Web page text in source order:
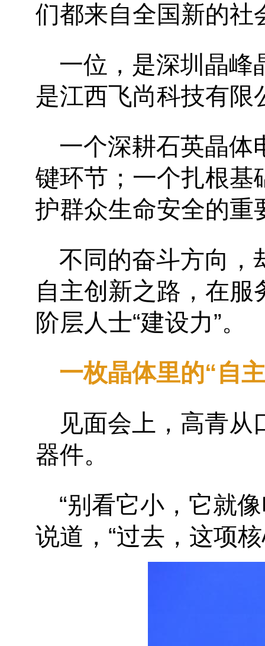
们都来自全国新的社
一位，是深圳晶峰
是江西飞尚科技有限
一个深耕石英晶体
键环节；一个扎根基
护群众生命安全的重
不同的奋斗方向，
自主创新之路，在
阶层人士“建设力”。
一枚晶体里的“自
见面会上，高青
器件。
“别看它小，它就
说道， “过去，这项